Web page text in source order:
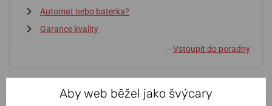
Automat nebo baterka?
Garance kvality
↓ Vstoupit do poradny
Aby web běžel jako švýcary